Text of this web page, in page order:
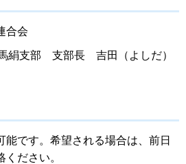
合会
絹支部 支部長 吉田（よしだ）
能です。希望される場合は、前日
ださい。